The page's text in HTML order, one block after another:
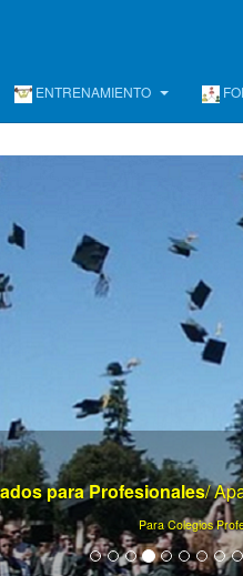
ENTRENAMIENTO
www . el mayor portal
Ya son más de 75000